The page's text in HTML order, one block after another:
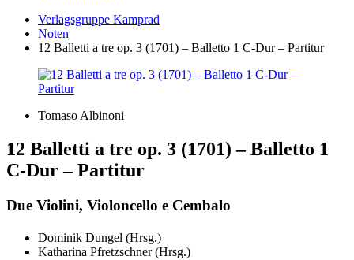
Verlagsgruppe Kamprad
Noten
12 Balletti a tre op. 3 (1701) – Balletto 1 C-Dur – Partitur
Tomaso Albinoni
12 Balletti a tre op. 3 (1701) – Balletto 1
C-Dur – Partitur
Due Violini, Violoncello e Cembalo
Dominik Dungel (Hrsg.)
Katharina Pfretzschner (Hrsg.)